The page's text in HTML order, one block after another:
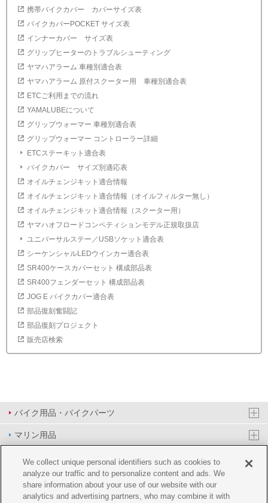
携帯バイクカバー カバーサイズ表
バイクカバーPOCKET サイズ表
インナーカバー サイズ表
グリップヒーターのトラブルシューティング
ヤマハアラーム 車種別適合表
ヤマハアラーム 原付スクーター用 車種別適合表
ETCご利用までの流れ
YAMALUBEについて
グリップウォーマー 車種別適合表
グリップウォーマー コントローラー詳細
ETCステーキット適合表
バイクカバー サイズ別適応表
オイルチェンジキット適合情報
オイルチェンジキット適合情報（オイルフィルター無し）
オイルチェンジキット適合情報（スクーター用）
ヤマハオフロードコンペティションモデル正規取扱店
ユニバーサルステー／USBソケット適合表
シーケンシャルLEDウインカー適合表
SR400ケースカバーセット 構成部品表
SR400フェンダーセット 構成部品表
JOG E バイクカバー適合表
部品復刻奮闘記
部品復刻プロジェクト
販売店検索
バイク用品・バイクパーツ
マリン用品
PAS/YPJ用品
その他用品
We collect unique personal identifiers such as cookies to
analyze our traffic and to personalize content and ads. We
share information about your use of our website with our
analytics and advertising partners, who may combine it with